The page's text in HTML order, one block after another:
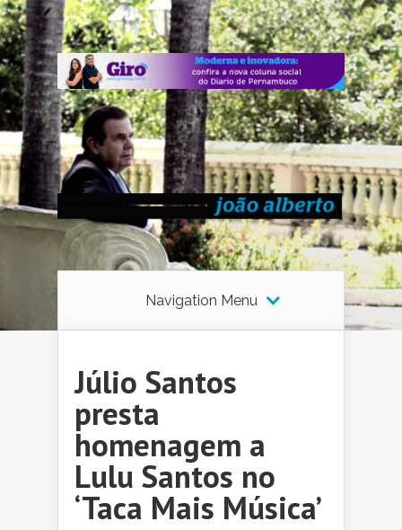
Navigation Menu
Júlio Santos
presta
homenagem a
Lulu Santos no
‘Taca Mais Música’